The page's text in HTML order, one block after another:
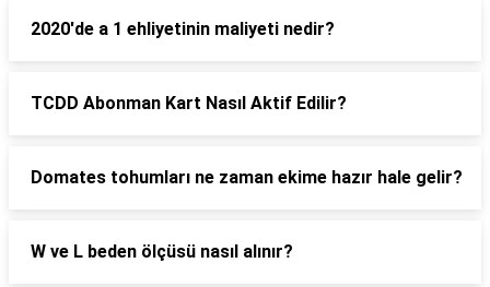
2020'de a 1 ehliyetinin maliyeti nedir?
TCDD Abonman Kart Nasıl Aktif Edilir?
Domates tohumları ne zaman ekime hazır hale gelir?
W ve L beden ölçüsü nasıl alınır?